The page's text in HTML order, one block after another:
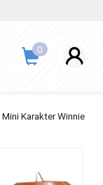
0
Karakter Winnie